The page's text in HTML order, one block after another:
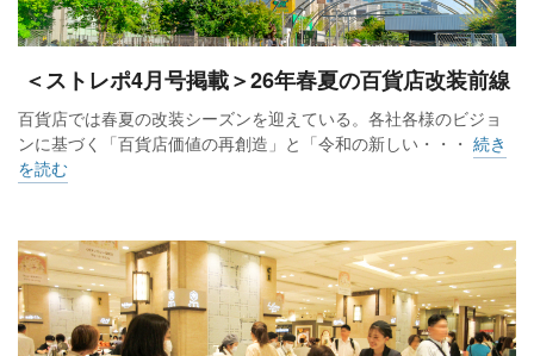
＜ストレポ4月号掲載＞26年春夏の百貨店改装前線
百貨店では春夏の改装シーズンを迎えている。各社各様のビジョ
ンに基づく「百貨店価値の再創造」と「令和の新しい・・・ 続き
を読む